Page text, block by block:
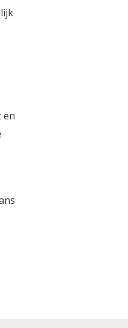
en